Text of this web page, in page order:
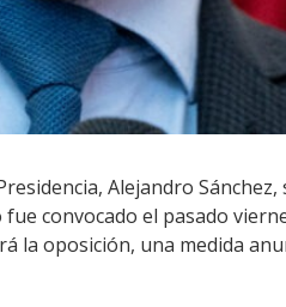
Alejandro
convocado el pasado
la oposición, una medida